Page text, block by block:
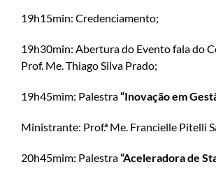
19h15min: Credenciamento;
19h30min: Abertura do Evento fala do
Prof. Me. Thiago Silva Prado;
19h45mim: Palestra“Inovação em
Ministrante: Prof.ª Me. Francielle Pitelli
20h45mim: Palestra“Aceleradora de